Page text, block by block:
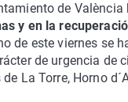
de
y en la
de este viernes se
de urgencia de
de La Torre, Horno